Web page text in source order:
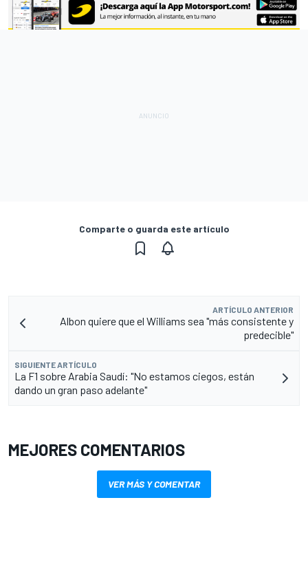
Comparte o guarda este artículo
ARTÍCULO ANTERIOR
Albon quiere que el Williams sea "más consistente y
predecible"
SIGUIENTE ARTÍCULO
La F1 sobre Arabia Saudí: "No estamos ciegos, están
dando un gran paso adelante"
MEJORES COMENTARIOS
VER MÁS Y COMENTAR